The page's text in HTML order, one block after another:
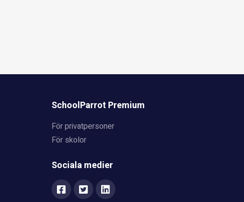
SchoolParrot Premium
För privatpersoner
För skolor
Sociala medier